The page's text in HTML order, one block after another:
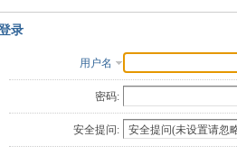
录
用户名
密码:
安全提问: